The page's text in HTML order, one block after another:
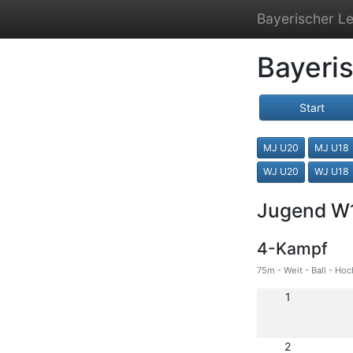
Bayerischer
Start
MJ U20 MJ U18
WJ U20 WJ U18
Jugend
4-Kampf
75m - Weit - Ball -
1
2